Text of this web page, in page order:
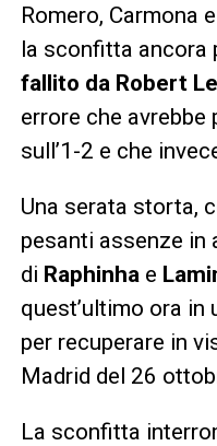
Romero, Carmona
la sconfitta ancora
fallito da Robert
errore che
sull’1-2 e che
Una serata storta,
pesanti assenze in
di Raphinha e
quest’ultimo ora
per recuperare in
Madrid del 26
La sconfitta